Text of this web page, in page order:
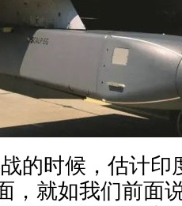
的时候，估计印
，就如我们前面